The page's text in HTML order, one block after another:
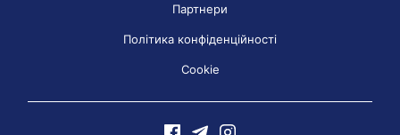
Партнери
Політика конфіденційності
Cookie